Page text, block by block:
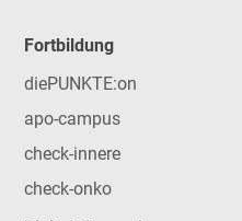
Fortbildung
diePUNKTE:on
apo-campus
check-innere
check-onko